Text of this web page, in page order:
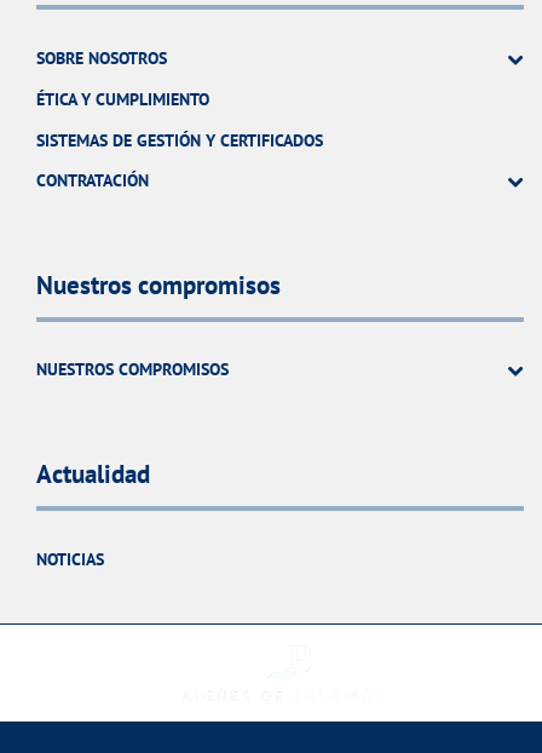
SOBRE NOSOTROS
ÉTICA Y CUMPLIMIENTO
SISTEMAS DE GESTIÓN Y CERTIFICADOS
CONTRATACIÓN
Nuestros compromisos
NUESTROS COMPROMISOS
Actualidad
NOTICIAS